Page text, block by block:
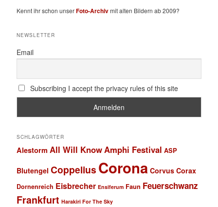
Kennt ihr schon unserFoto-Archivmit alten Bildern ab 2009?
NEWSLETTER
Email
Subscribing I accept the privacy rules of this site
SCHLAGWÖRTER
Alestorm All Will Know Amphi Festival ASP
Blutengel Coppelius Corona Corvus Corax
Dornenreich Eisbrecher Ensiferum Faun Feuerschwanz
Frankfurt Harakiri For The Sky